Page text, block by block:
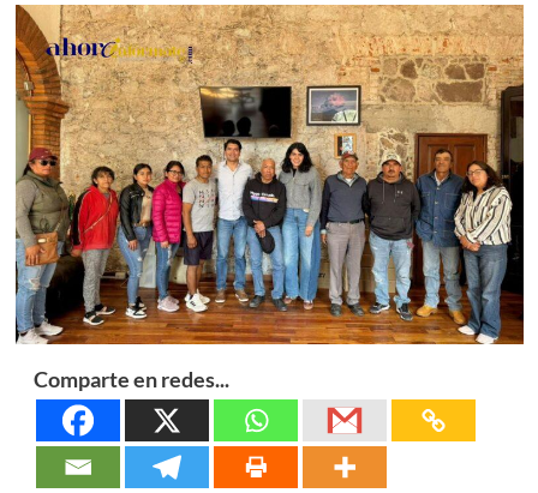
Comparte en redes...